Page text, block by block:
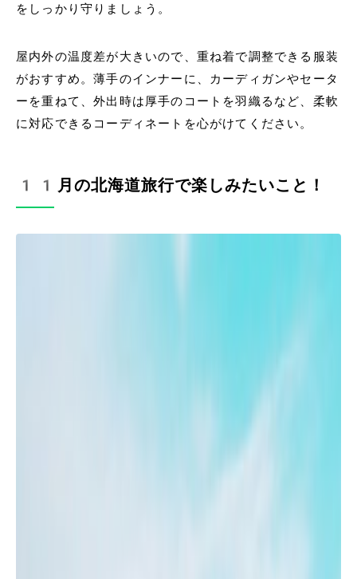
をしっかり守りましょう。
屋内外の温度差が大きいので、重ね着で調整できる服装
がおすすめ。薄手のインナーに、カーディガンやセータ
ーを重ねて、外出時は厚手のコートを羽織るなど、柔軟
に対応できるコーディネートを心がけてください。
11月の北海道旅行で楽しみたいこと！